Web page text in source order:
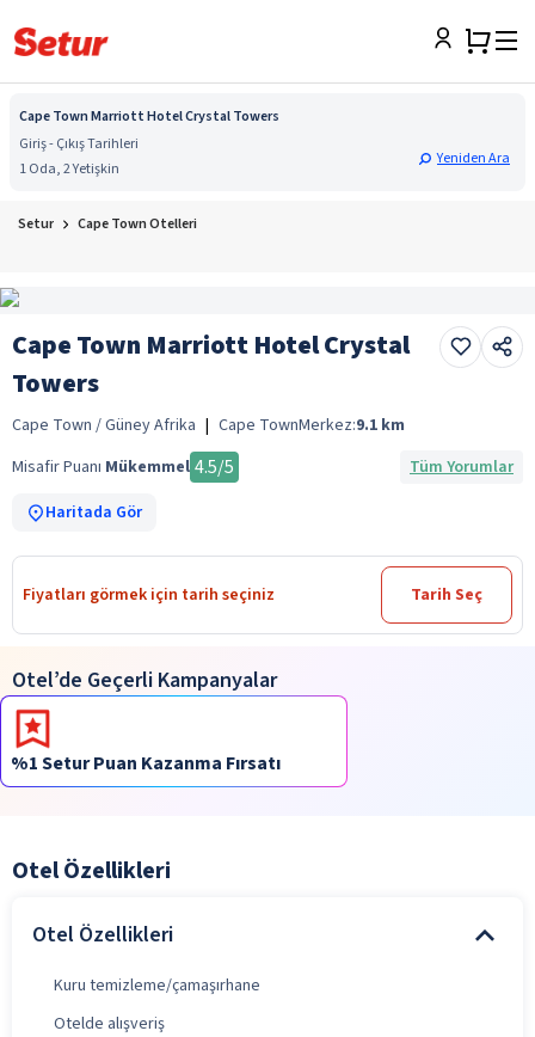
Cape Town Marriott Hotel Crystal Towers
Giriş - Çıkış Tarihleri
1 Oda, 2 Yetişkin
Yeniden Ara
Setur Cape Town Otelleri
Cape Town Marriott Hotel Crystal
Towers
Cape Town / Güney Afrika | Cape TownMerkez:9.1 km
Misafir Puanı Mükemmel 4.5/5
Tüm Yorumlar
Haritada Gör
Fiyatları görmek için tarih seçiniz Tarih Seç
Otel’de Geçerli Kampanyalar
%1 Setur Puan Kazanma Fırsatı
Otel Özellikleri
Otel Özellikleri
Kuru temizleme/çamaşırhane
Otelde alışveriş